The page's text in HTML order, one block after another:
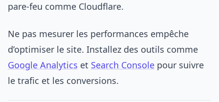
pare-feu comme Cloudflare.
Ne pas mesurer les performances empêche
d’optimiser le site. Installez des outils comme
Google Analytics et Search Console pour suivre
le trafic et les conversions.